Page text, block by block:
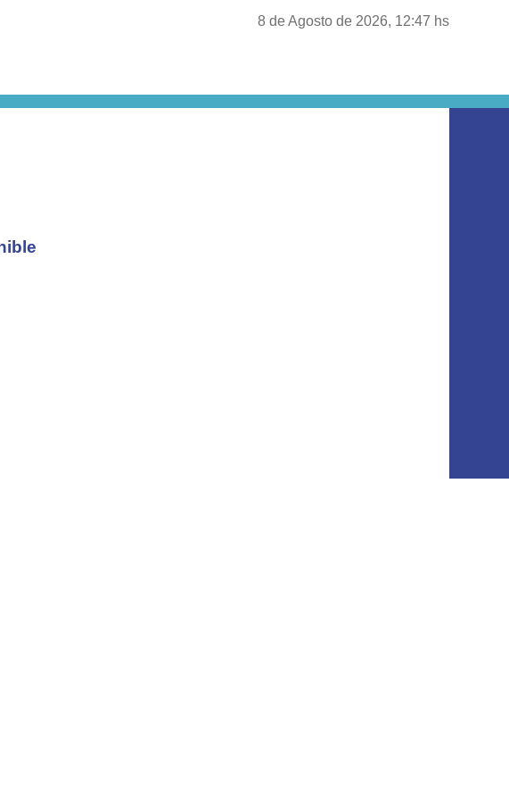
8 de Agosto de 2026, 12:47 hs